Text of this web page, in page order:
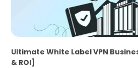
Ultimate White Label VPN
& ROI]